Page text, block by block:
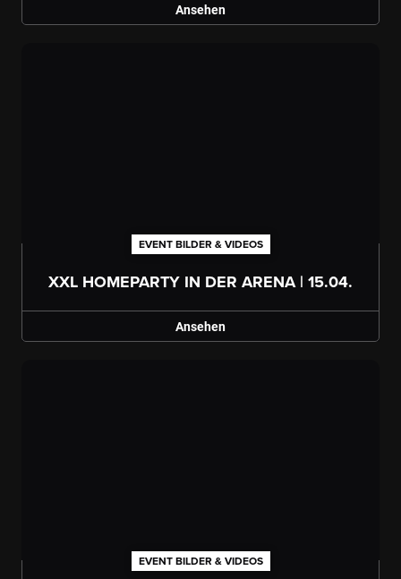
Ansehen
EVENT BILDER & VIDEOS
XXL HOMEPARTY IN DER ARENA | 15.04.
Ansehen
EVENT BILDER & VIDEOS